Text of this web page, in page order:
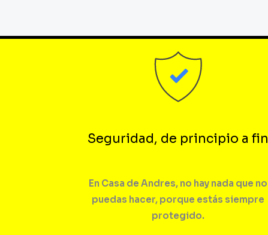
Seguridad, de principio a fin
En Casa de Andres, no hay nada que no
puedas hacer, porque estás siempre
protegido.